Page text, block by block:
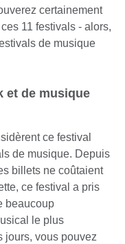
certainement
11 festivals - alors,
de musique
et de musique
ce festival
de musique. Depuis
billets ne coûtaient
ce festival a pris
beaucoup
le plus
jours, vous pouvez